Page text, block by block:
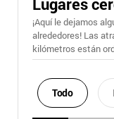
¡Aquí le dejamos
alrededores! Las
kilómetros están
Todo